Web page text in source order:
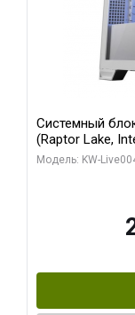
Системный
(Raptor Lake,
Gigabyte
Модель: KW-